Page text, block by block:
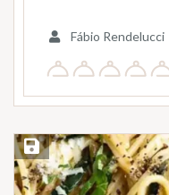
Fábio Rendelucci
Salvar Receita